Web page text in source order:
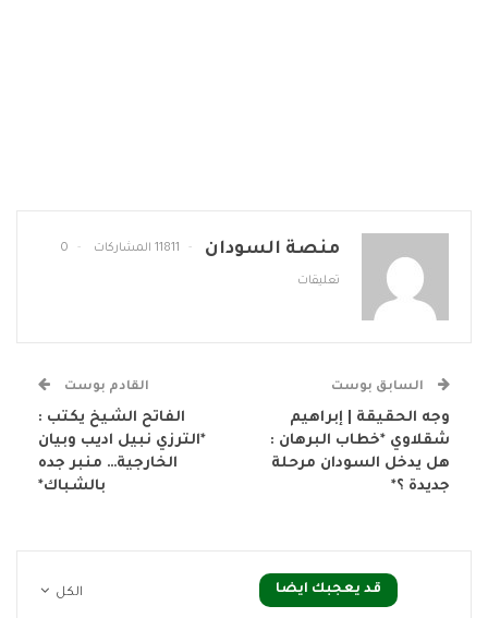
منصة السودان 11811 المشاركات 0
تعليقات
السابق بوست
وجه الحقيقة | إبراهيم
شقلاوي *خطاب البرهان :
هل يدخل السودان مرحلة
جديدة ؟*
القادم بوست
الفاتح الشيخ يكتب :
*الترزي نبيل اديب وبيان
الخارجية… منبر جده
بالشباك*
الكل قد يعجبك ايضا